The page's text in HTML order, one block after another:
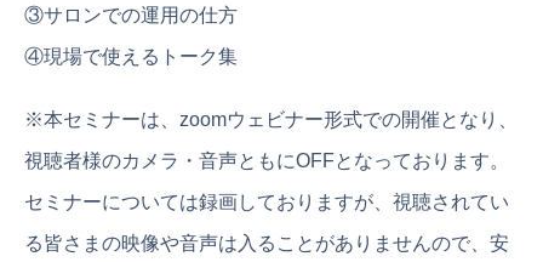
③サロンでの運用の仕方
④現場で使えるトーク集
※本セミナーは、zoomウェビナー形式での開催となり、
視聴者様のカメラ・音声ともにOFFとなっております。
セミナーについては録画しておりますが、視聴されてい
る皆さまの映像や音声は入ることがありませんので、安